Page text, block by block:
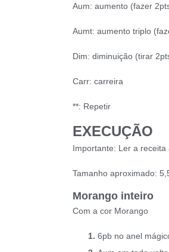
Aum: aumento (fazer
Aumt: aumento triplo
Dim: diminuição (tirar
Carr: carreira
**: Repetir
EXECUÇÃO
Importante: Ler a receita
Tamanho aproximado:
Morango inteiro
Com a cor Morango
6pb no anel